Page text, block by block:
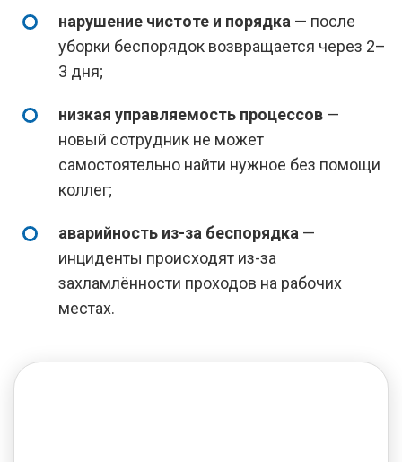
нарушение чистоте и порядка — после
уборки беспорядок возвращается через 2–
3 дня;
низкая управляемость процессов —
новый сотрудник не может
самостоятельно найти нужное без помощи
коллег;
аварийность из-за беспорядка —
инциденты происходят из-за
захламлённости проходов на рабочих
местах.